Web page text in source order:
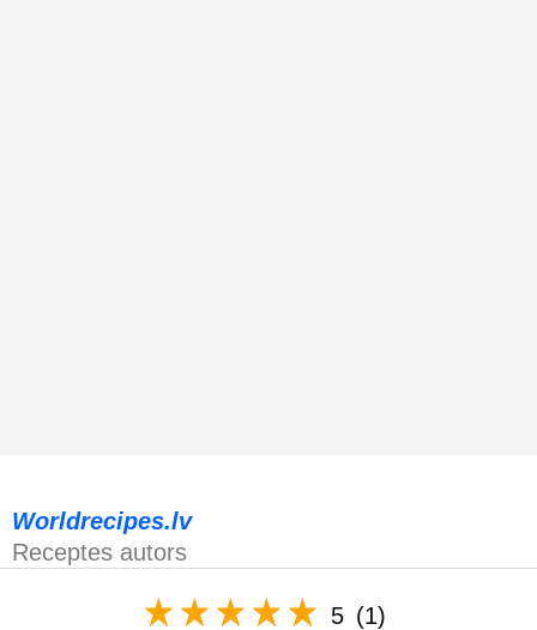
Worldrecipes.lv
Receptes autors
5 (1)